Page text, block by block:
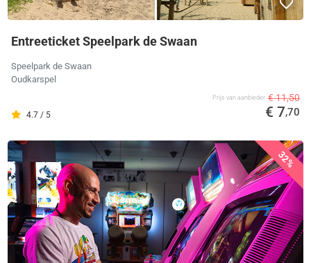
Entreeticket Speelpark de Swaan
Speelpark de Swaan
Oudkarspel
4.7 / 5
Prijs van aanbieder € 11,50
€ 7,70
32%